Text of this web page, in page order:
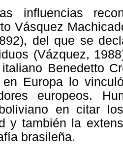
influencias
Vásquez
del que se
(Vázquez,
Benedetto
en Europa lo
europeos.
en citar
y también la
brasileña.